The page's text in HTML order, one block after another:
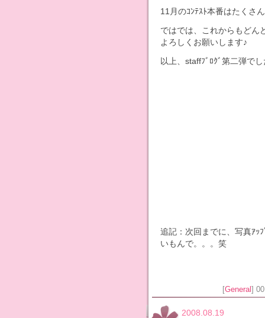
11月のｺﾝﾃｽﾄ本番はたくさ
ではでは、これからもどん
よろしくお願いします♪
以上、staffﾌﾞﾛｸﾞ第二弾で
追記：次回までに、写真ｱｯ
いもんで。。。笑
[General]
2008.08.19